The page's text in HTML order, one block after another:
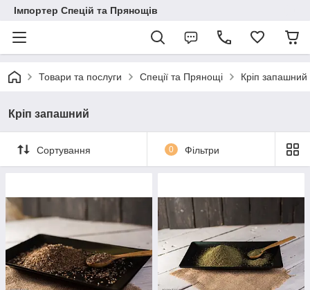
Імпортер Спецій та Прянощів
Товари та послуги Спеції та Прянощі Кріп запашний
Кріп запашний
Сортування 0 Фільтри